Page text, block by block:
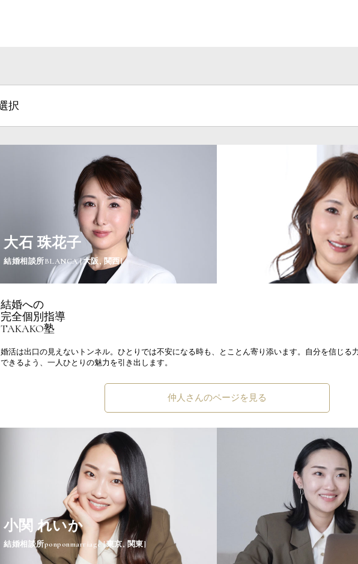
大石 珠花子
結婚相談所BLANCA [大阪, 関西]
結婚への
完全個別指導
TAKAKO塾
婚活は出口の見えないトンネル。ひとりでは不安になる時も、とことん寄り添います。自分を信じる
できるよう、一人ひとりの魅力を引き出します。
仲人さんのページを見る
小関 れいか
結婚相談所ponponmarriage [東京, 関東]